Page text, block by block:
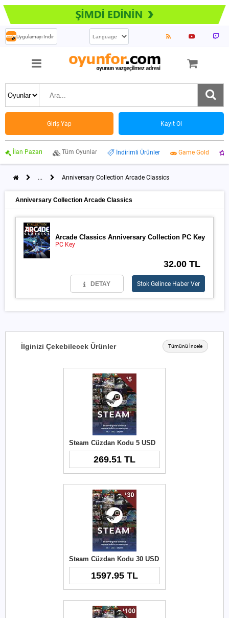
Uygulamayı İndir
Giriş Yap Kayıt Ol
İlan Pazarı Tüm Oyunlar İndirimli Ürünler Game Gold
... Anniversary Collection Arcade Classics
Anniversary Collection Arcade Classics
Arcade Classics Anniversary Collection PC Key
PC Key
32.00 TL
DETAY Stok Gelince Haber Ver
İlginizi Çekebilecek Ürünler Tümünü İncele
Steam Cüzdan Kodu 5 USD
269.51 TL
Steam Cüzdan Kodu 30 USD
1597.95 TL